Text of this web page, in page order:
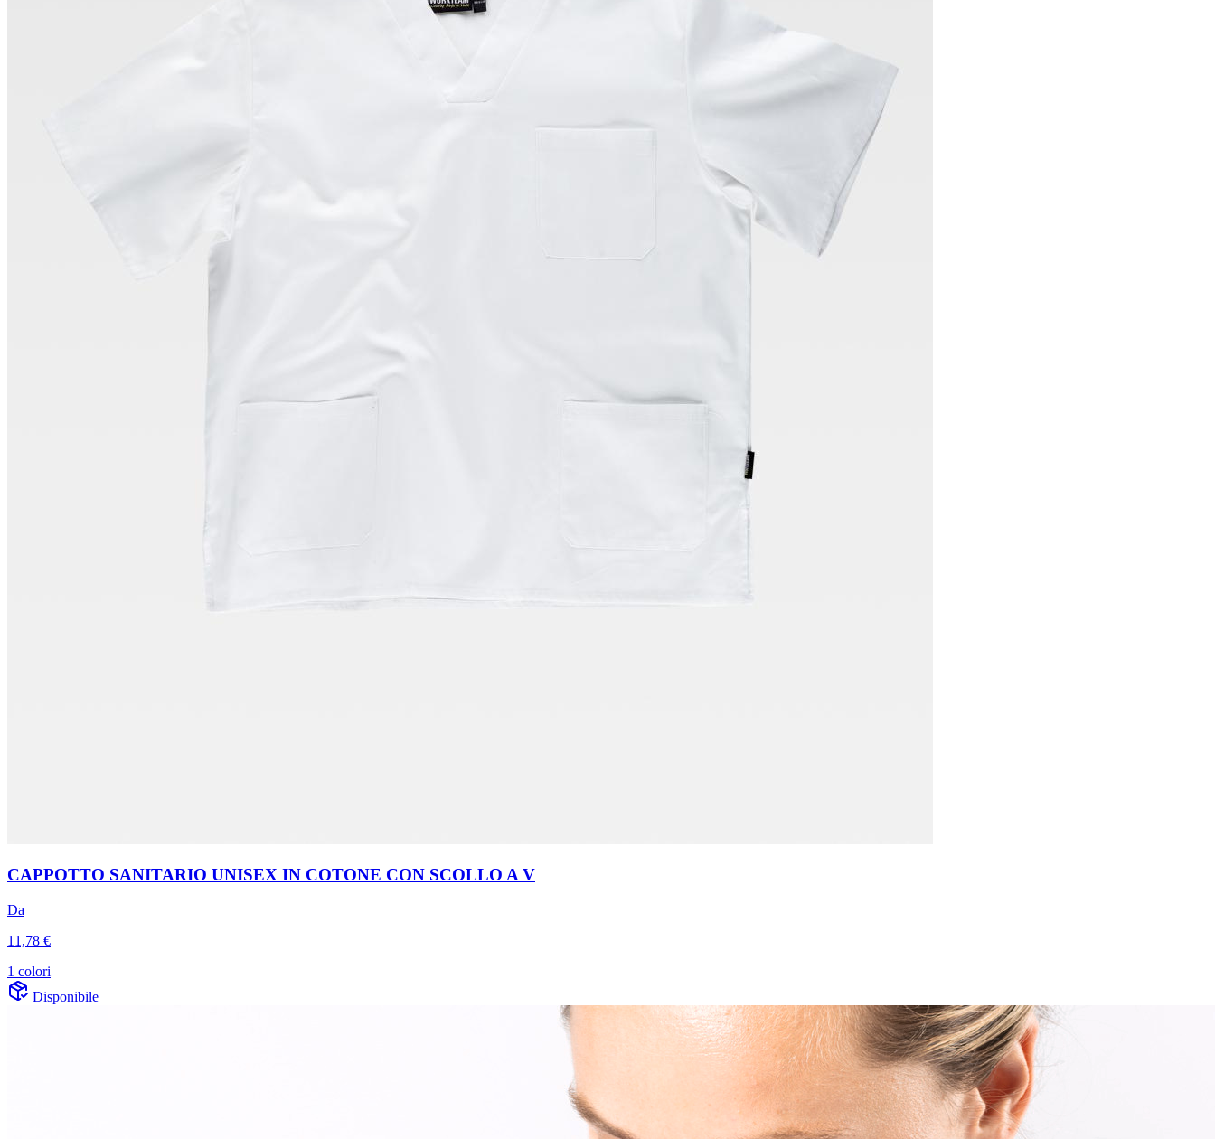
CAPPOTTO SANITARIO UNISEX IN COTONE CON SCOLLO A V
Da
11,78 €
1 colori
Disponibile